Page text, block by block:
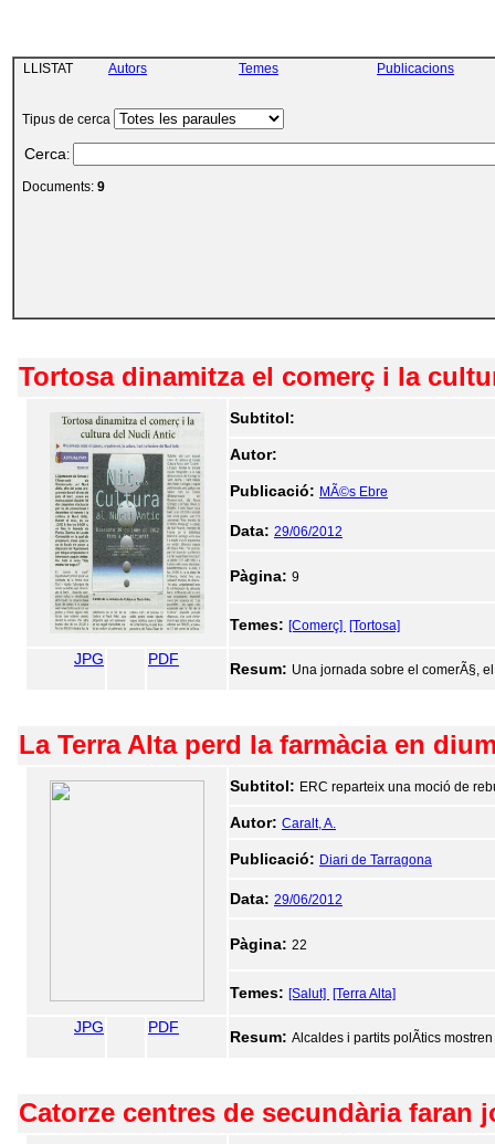
LLISTAT Autors Temes Publicacions
Tipus de cerca
Cerca:
Documents: 9
Tortosa dinamitza el comerç i la
Subtitol:
Autor:
Publicació: MÃ©s Ebre
Data: 29/06/2012
Pàgina: 9
Temes: [Comerç] [Tortosa]
JPG PDF
Resum: Una jornada sobre el comerÃ§,
La Terra Alta perd la farmàcia en
Subtitol: ERC reparteix una moció de
Autor: Caralt, A.
Publicació: Diari de Tarragona
Data: 29/06/2012
Pàgina: 22
Temes: [Salut] [Terra Alta]
JPG PDF
Resum: Alcaldes i partits polÃ­tics
Catorze centres de secundària faran